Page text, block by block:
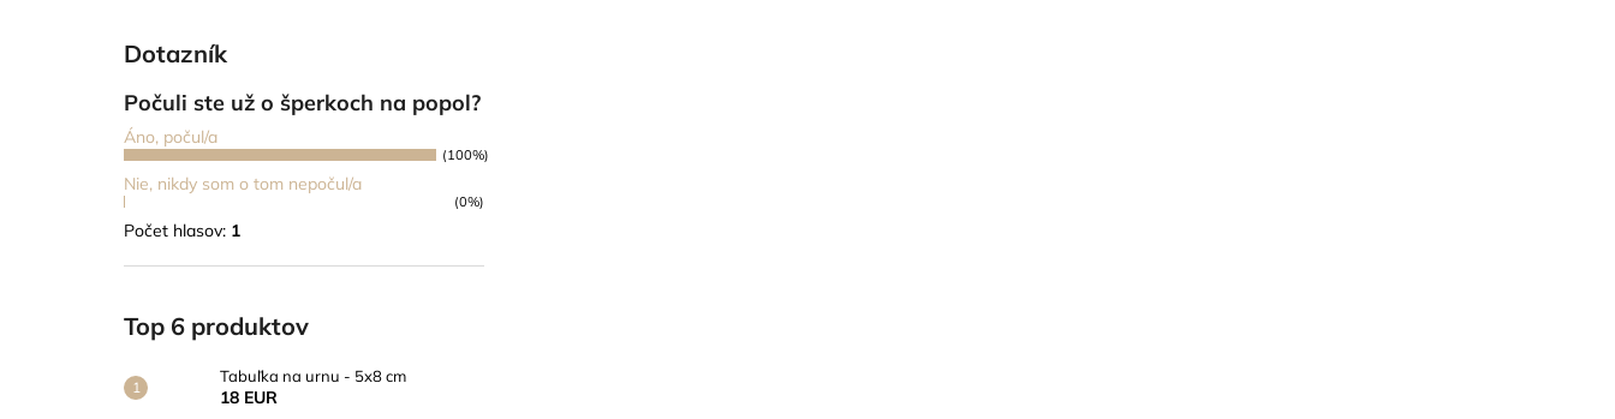
Dotazník
Počuli ste už o šperkoch na popol?
Áno, počul/a
(100%)
Nie, nikdy som o tom nepočul/a
(0%)
Počet hlasov: 1
Top 6 produktov
Tabuľka na urnu - 5x8 cm
18 EUR